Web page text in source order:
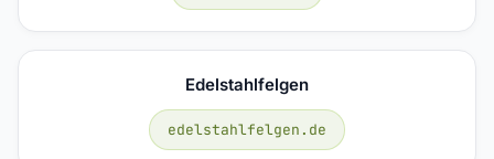
Edelstahlfelgen
edelstahlfelgen.de